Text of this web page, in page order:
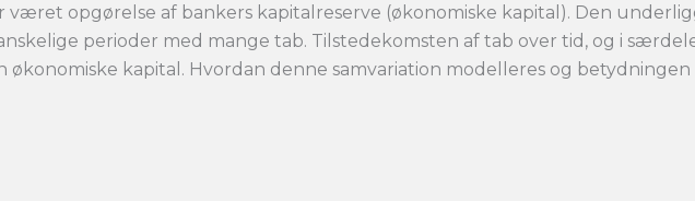
opgørelse af bankers kapitalreserve (økonomiske kapital). Den
perioder med mange tab. Tilstedekomsten af tab over tid, og i
kapital. Hvordan denne samvariation modelleres og